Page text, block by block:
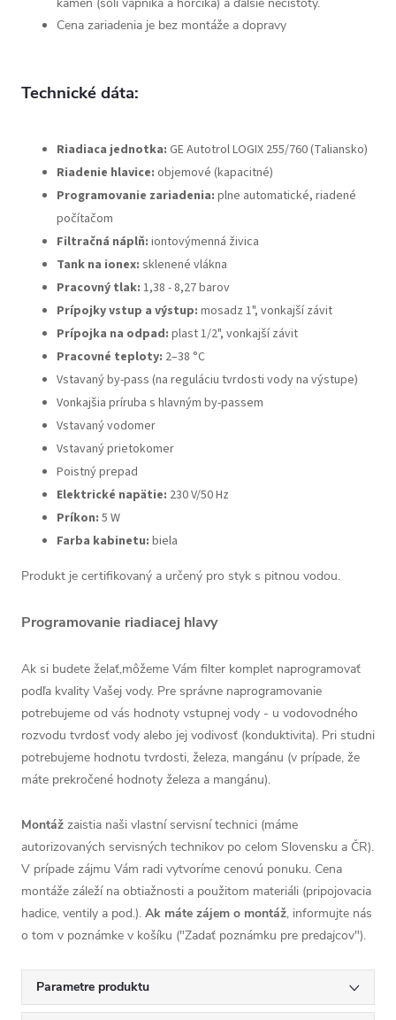
kameň (soli vápnika a horčíka) a ďalšie nečistoty.
Cena zariadenia je bez montáže a dopravy
Technické dáta:
Riadiaca jednotka: GE Autotrol LOGIX 255/760 (Taliansko)
Riadenie hlavice: objemové (kapacitné)
Programovanie zariadenia: plne automatické, riadené
počítačom
Filtračná náplň: iontovýmenná živica
Tank na ionex: sklenené vlákna
Pracovný tlak: 1,38 - 8,27 barov
Prípojky vstup a výstup: mosadz 1", vonkajší závit
Prípojka na odpad: plast 1/2", vonkajší závit
Pracovné teploty: 2–38 °C
Vstavaný by-pass (na reguláciu tvrdosti vody na výstupe)
Vonkajšia príruba s hlavným by-passem
Vstavaný vodomer
Vstavaný prietokomer
Poistný prepad
Elektrické napätie: 230 V/50 Hz
Príkon: 5 W
Farba kabinetu: biela
Produkt je certifikovaný a určený pro styk s pitnou vodou.
Programovanie riadiacej hlavy
Ak si budete želať,môžeme Vám filter komplet naprogramovať
podľa kvality Vašej vody. Pre správne naprogramovanie
potrebujeme od vás hodnoty vstupnej vody - u vodovodného
rozvodu tvrdosť vody alebo jej vodivosť (konduktivita). Pri studni
potrebujeme hodnotu tvrdosti, železa, mangánu (v prípade, že
máte prekročené hodnoty železa a mangánu).
Montáž zaistia naši vlastní servisní technici (máme
autorizovaných servisných technikov po celom Slovensku a ČR).
V prípade zájmu Vám radi vytvoríme cenovú ponuku. Cena
montáže záleží na obtiažnosti a použitom materiáli (pripojovacia
hadice, ventily a pod.). Ak máte zájem o montáž, informujte nás
o tom v poznámke v košíku ("Zadať poznámku pre predajcov").
Parametre produktu